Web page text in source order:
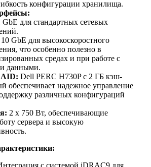
конфигурации хранилища.
GbE для стандартных сетевых
GbE для высокоскоростного
что особенно полезно в
средах и при работе с
данными.
Dell PERC H730P с 2 ГБ кэш-
обеспечивает надежное управление
различных конфигураций
2 x 750 Вт, обеспечивающие
сервера и высокую
с системой iDRAC9 для